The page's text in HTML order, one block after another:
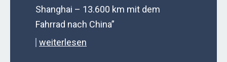
Shanghai – 13.600 km mit dem
Fahrrad nach China”
weiterlesen